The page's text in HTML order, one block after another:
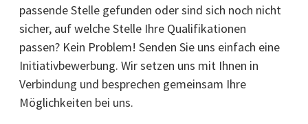
passende Stelle gefunden oder sind sich noch nicht
sicher, auf welche Stelle Ihre Qualifikationen
passen? Kein Problem! Senden Sie uns einfach eine
Initiativbewerbung. Wir setzen uns mit Ihnen in
Verbindung und besprechen gemeinsam Ihre
Möglichkeiten bei uns.